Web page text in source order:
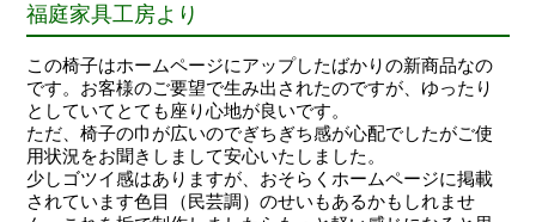
福庭家具工房より
この椅子はホームページにアップしたばかりの新商品なの
です。お客様のご要望で生み出されたのですが、ゆったり
としていてとても座り心地が良いです。
ただ、椅子の巾が広いのでぎちぎち感が心配でしたがご使
用状況をお聞きしまして安心いたしました。
少しゴツイ感はありますが、おそらくホームページに掲載
されています色目（民芸調）のせいもあるかもしれませ